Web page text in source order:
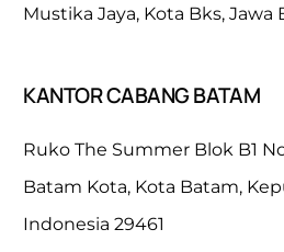
Mustika Jaya, Kota Bks, Jawa
KANTOR CABANG BATAM
Ruko The Summer Blok B1
Batam Kota, Kota Batam,
Indonesia 29461